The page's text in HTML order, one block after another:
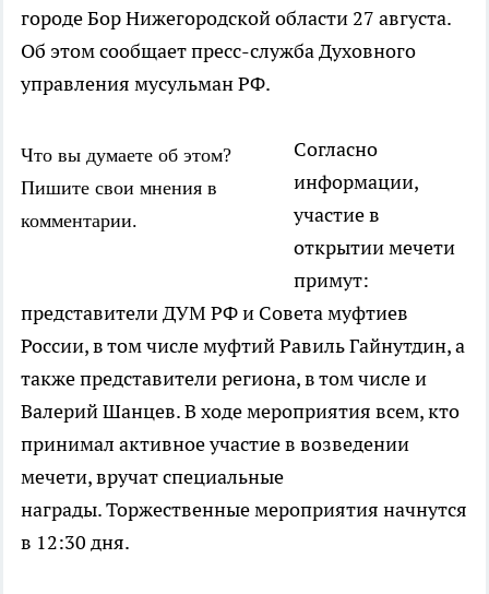
городе Бор Нижегородской области 27 августа.
Об этом сообщает пресс-служба Духовного
управления мусульман РФ.
Что вы думаете об этом?
Пишите свои мнения в
комментарии.
Согласно
информации,
участие в
открытии мечети
примут:
представители ДУМ РФ и Совета муфтиев
России, в том числе муфтий Равиль Гайнутдин, а
также представители региона, в том числе и
Валерий Шанцев. В ходе мероприятия всем, кто
принимал активное участие в возведении
мечети, вручат специальные
награды. Торжественные мероприятия начнутся
в 12:30 дня.